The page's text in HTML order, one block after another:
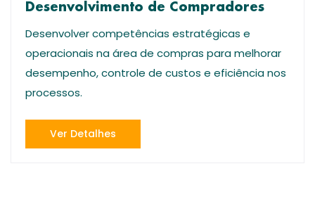
Desenvolvimento de Compradores
Desenvolver competências estratégicas e
operacionais na área de compras para melhorar
desempenho, controle de custos e eficiência nos
processos.
Ver Detalhes